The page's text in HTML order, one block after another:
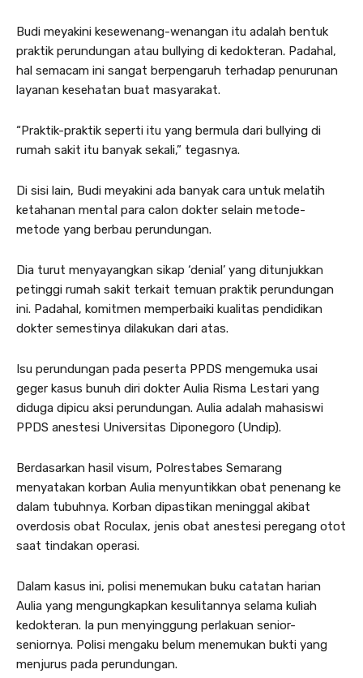
Budi meyakini kesewenang-wenangan itu adalah bentuk
praktik perundungan atau bullying di kedokteran. Padahal,
hal semacam ini sangat berpengaruh terhadap penurunan
layanan kesehatan buat masyarakat.
“Praktik-praktik seperti itu yang bermula dari bullying di
rumah sakit itu banyak sekali,” tegasnya.
Di sisi lain, Budi meyakini ada banyak cara untuk melatih
ketahanan mental para calon dokter selain metode-
metode yang berbau perundungan.
Dia turut menyayangkan sikap ‘denial’ yang ditunjukkan
petinggi rumah sakit terkait temuan praktik perundungan
ini. Padahal, komitmen memperbaiki kualitas pendidikan
dokter semestinya dilakukan dari atas.
Isu perundungan pada peserta PPDS mengemuka usai
geger kasus bunuh diri dokter Aulia Risma Lestari yang
diduga dipicu aksi perundungan. Aulia adalah mahasiswi
PPDS anestesi Universitas Diponegoro (Undip).
Berdasarkan hasil visum, Polrestabes Semarang
menyatakan korban Aulia menyuntikkan obat penenang ke
dalam tubuhnya. Korban dipastikan meninggal akibat
overdosis obat Roculax, jenis obat anestesi peregang otot
saat tindakan operasi.
Dalam kasus ini, polisi menemukan buku catatan harian
Aulia yang mengungkapkan kesulitannya selama kuliah
kedokteran. Ia pun menyinggung perlakuan senior-
seniornya. Polisi mengaku belum menemukan bukti yang
menjurus pada perundungan.